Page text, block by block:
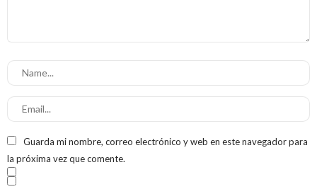
Guarda mi nombre, correo electrónico y web en este navegador para
la próxima vez que comente.